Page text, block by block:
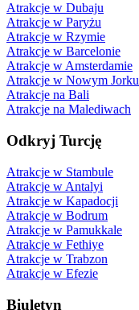
Atrakcje w Dubaju
Atrakcje w Paryżu
Atrakcje w Rzymie
Atrakcje w Barcelonie
Atrakcje w Amsterdamie
Atrakcje w Nowym Jorku
Atrakcje na Bali
Atrakcje na Malediwach
Odkryj Turcję
Atrakcje w Stambule
Atrakcje w Antalyi
Atrakcje w Kapadocji
Atrakcje w Bodrum
Atrakcje w Pamukkale
Atrakcje w Fethiye
Atrakcje w Trabzon
Atrakcje w Efezie
Biuletyn